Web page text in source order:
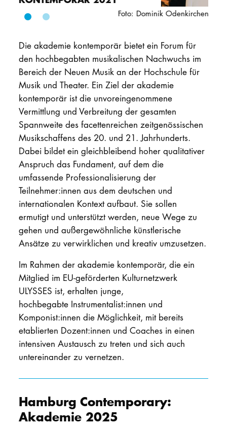
Foto: Dominik Odenkirchen
Die akademie kontemporär bietet ein Forum für
den hochbegabten musikalischen Nachwuchs im
Bereich der Neuen Musik an der Hochschule für
Musik und Theater. Ein Ziel der akademie
kontemporär ist die unvoreingenommene
Vermittlung und Verbreitung der gesamten
Spannweite des facettenreichen zeitgenössischen
Musikschaffens des 20. und 21. Jahrhunderts.
Dabei bildet ein gleichbleibend hoher qualitativer
Anspruch das Fundament, auf dem die
umfassende Professionalisierung der
Teilnehmer:innen aus dem deutschen und
internationalen Kontext aufbaut. Sie sollen
ermutigt und unterstützt werden, neue Wege zu
gehen und außergewöhnliche künstlerische
Ansätze zu verwirklichen und kreativ umzusetzen.
Im Rahmen der akademie kontemporär, die ein
Mitglied im EU-geförderten Kulturnetzwerk
ULYSSES ist, erhalten junge,
hochbegabte Instrumentalist:innen und
Komponist:innen die Möglichkeit, mit bereits
etablierten Dozent:innen und Coaches in einen
intensiven Austausch zu treten und sich auch
untereinander zu vernetzen.
Hamburg Contemporary:
Akademie 2025
Intranet
myCampus